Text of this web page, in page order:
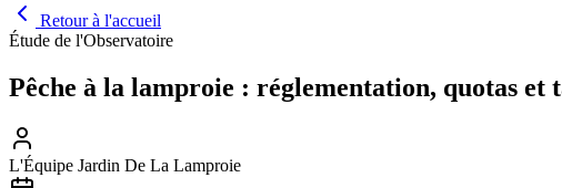
Retour à l'accueil
Étude de l'Observatoire
Pêche à la lamproie : réglementation, quotas et
L'Équipe Jardin De La Lamproie